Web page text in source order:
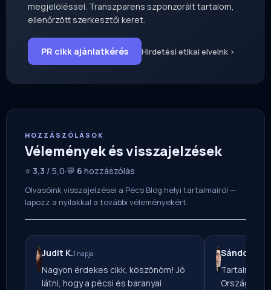
megjelöléssel. Transzparens szponzorált tartalom,
ellenőrzött szerkesztői keret.
PR cikk ajánlatkérés Hirdetési etikai elveink ›
HOZZÁSZÓLÁSOK
Vélemények és visszajelzések
⭐ 3,3 / 5,0·💬 6 hozzászólás
Olvasóink visszajelzései a Pécs Blog helyi tartalmairól —
lapozz a nyilakkal a további véleményekért.
Judit K.1 napja
Nagyon érdekes cikk, köszönöm! Jó
látni, hogy a pécsi és baranyai
Sándor M.
Tartalmas
Országos